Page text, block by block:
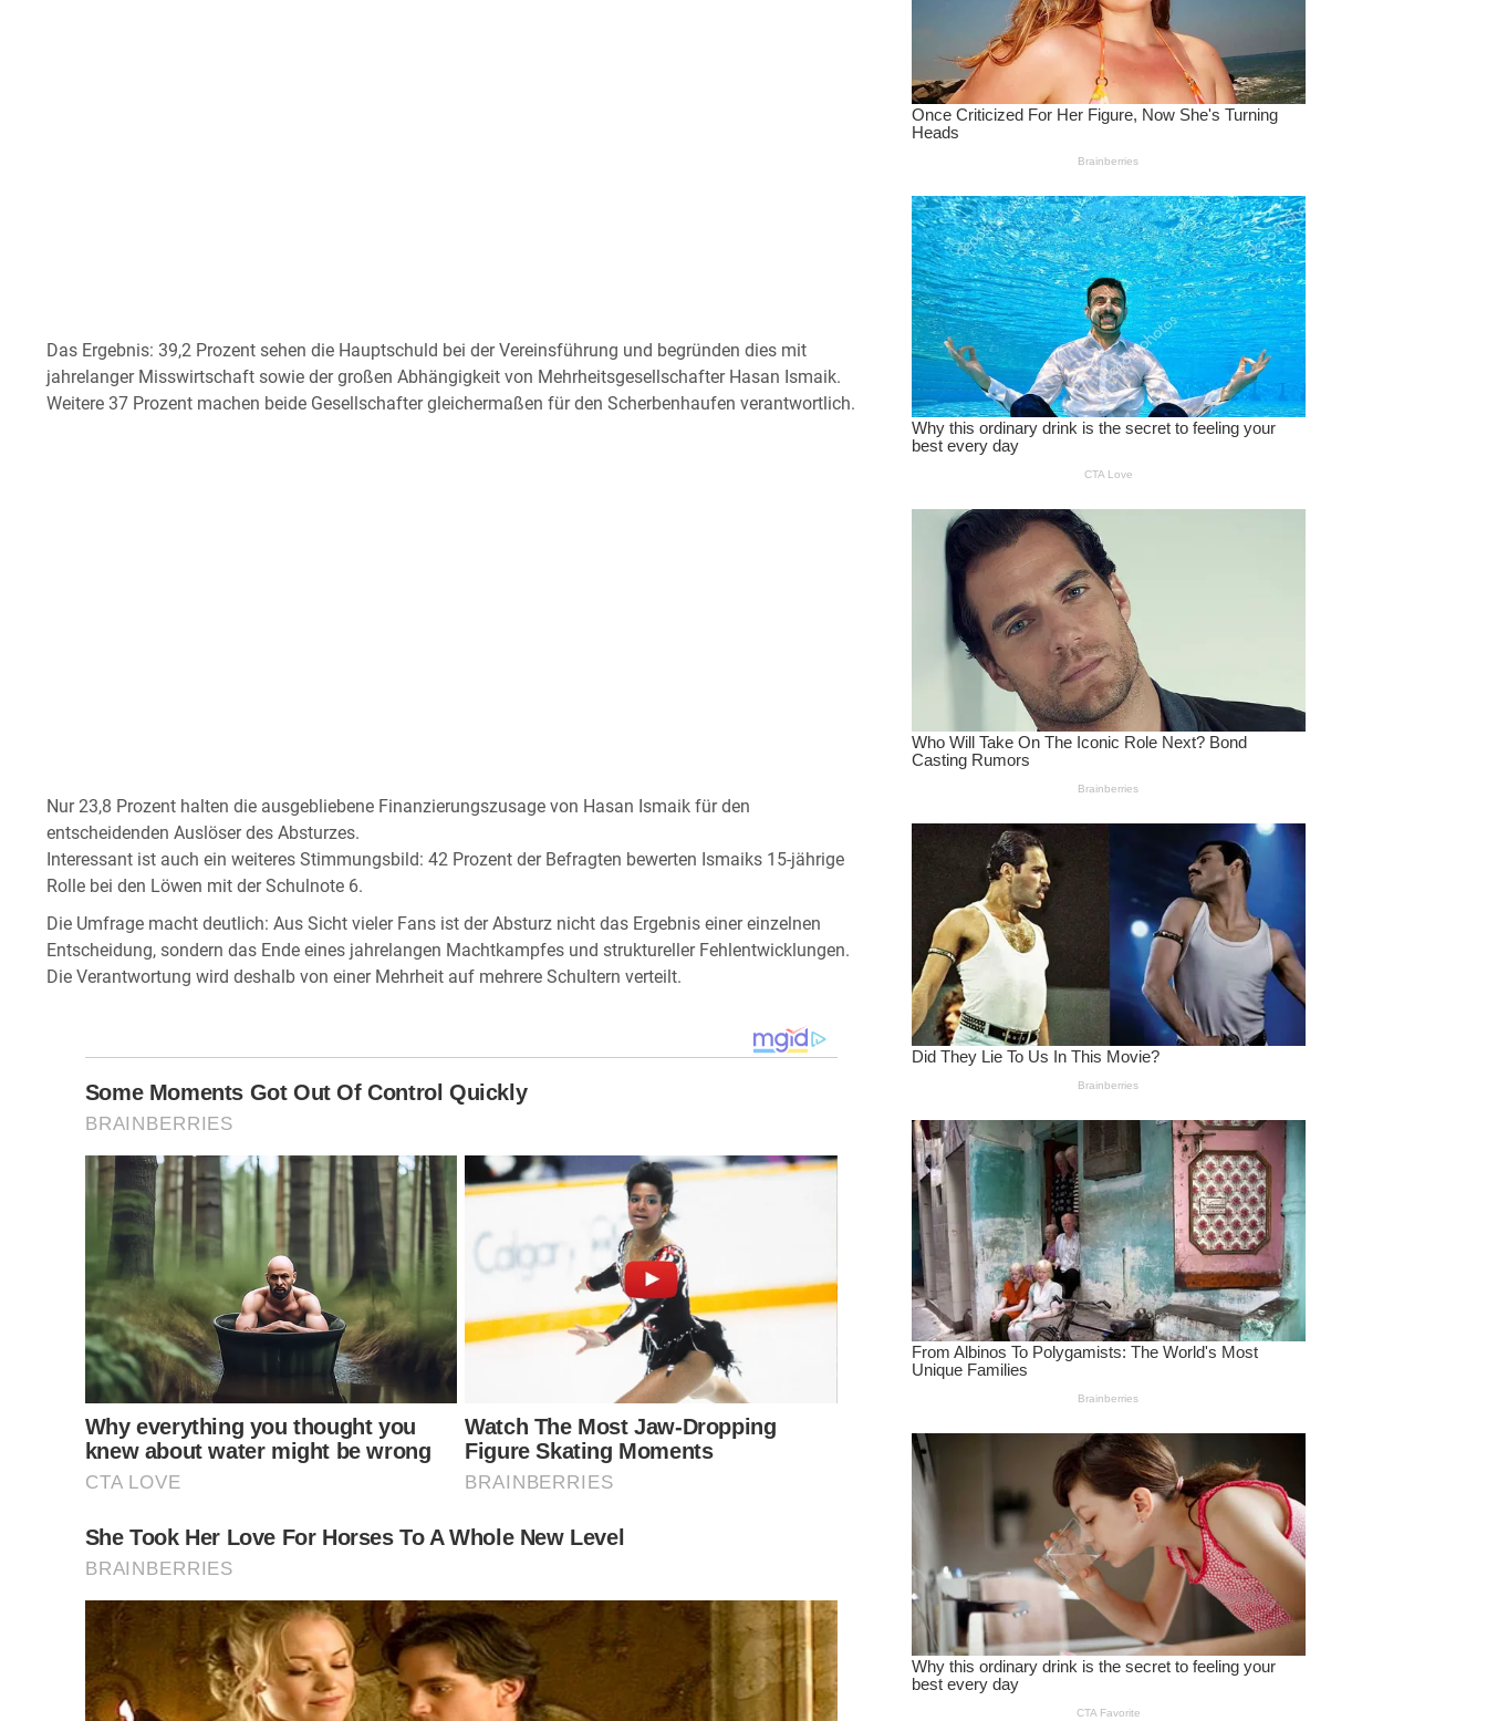
Das Ergebnis: 39,2 Prozent sehen die Hauptschuld bei der Vereinsführung und begründen dies mit
jahrelanger Misswirtschaft sowie der großen Abhängigkeit von Mehrheitsgesellschafter Hasan Ismaik.
Weitere 37 Prozent machen beide Gesellschafter gleichermaßen für den Scherbenhaufen verantwortlich.
Nur 23,8 Prozent halten die ausgebliebene Finanzierungszusage von Hasan Ismaik für den
entscheidenden Auslöser des Absturzes.
Interessant ist auch ein weiteres Stimmungsbild: 42 Prozent der Befragten bewerten Ismaiks 15-jährige
Rolle bei den Löwen mit der Schulnote 6.
Die Umfrage macht deutlich: Aus Sicht vieler Fans ist der Absturz nicht das Ergebnis einer einzelnen
Entscheidung, sondern das Ende eines jahrelangen Machtkampfes und struktureller Fehlentwicklungen.
Die Verantwortung wird deshalb von einer Mehrheit auf mehrere Schultern verteilt.